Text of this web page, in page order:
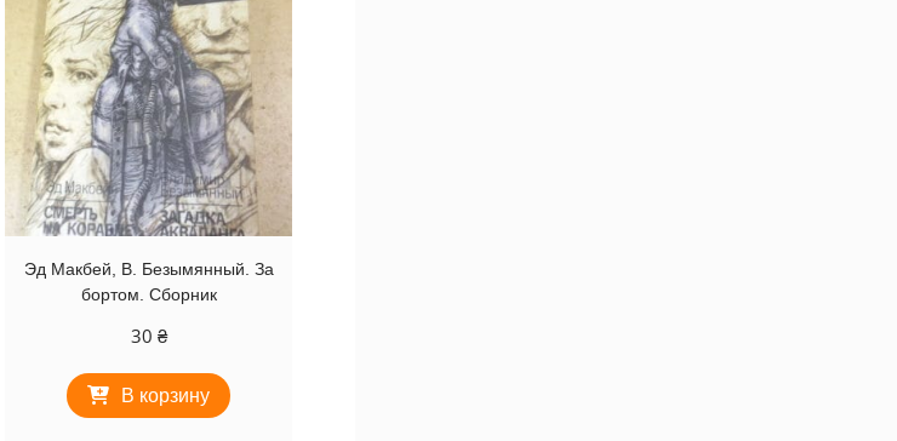
Эд Макбей, В. Безымянный. За
бортом. Сборник
30 ₴
В корзину